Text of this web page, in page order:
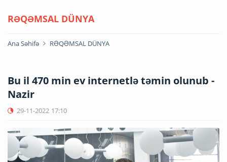
RƏQƏMSAL DÜNYA
Ana Səhifə RƏQƏMSAL DÜNYA
Bu il 470 min ev internetlə təmin olunub -
Nazir
29-11-2022 17:10